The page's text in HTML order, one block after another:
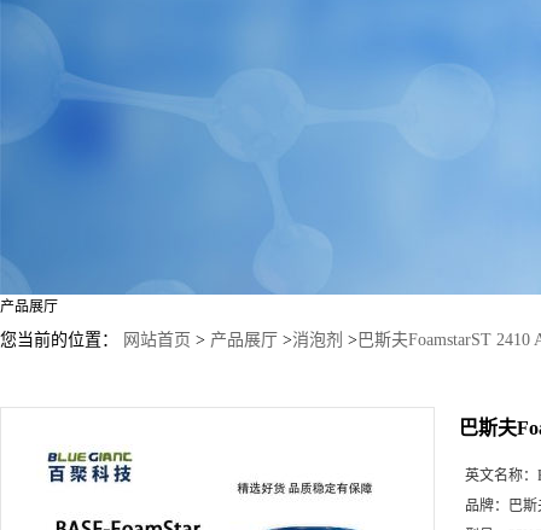
产品展厅
您当前的位置： 网站首页 > 产品展厅 >消泡剂 > 巴斯夫FoamstarST
巴斯夫
英文名称：
品牌：
巴斯